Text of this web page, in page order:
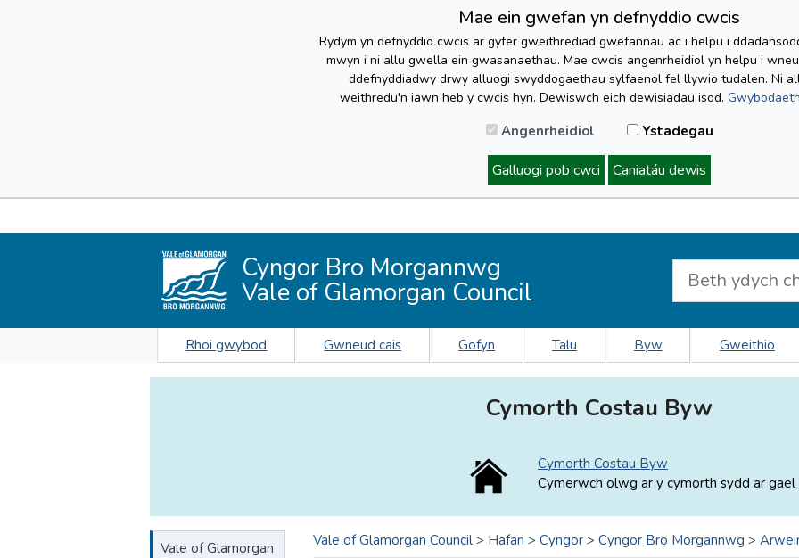
Mae ein gwefan yn defnyddio cwcis
Rydym yn defnyddio cwcis ar gyfer gweithrediad gwefannau ac i helpu i
mwyn i ni allu gwella ein gwasanaethau. Mae cwcis angenrheidiol yn helpu i
ddefnyddiadwy drwy alluogi swyddogaethau sylfaenol fel llywio tudalen. Ni
weithredu'n iawn heb y cwcis hyn. Dewiswch eich dewisiadau isod.
Angenrheidiol Ystadegau
Galluogi pob cwci Caniatáu dewis
Cyngor Bro Morgannwg
Vale of Glamorgan Council
Rhoi gwybod Gwneud cais Gofyn Talu Byw Gweithio
Cymorth Costau Byw
Cymorth Costau Byw
Cymerwch olwg ar y cymorth sydd ar
Vale of Glamorgan
Vale of Glamorgan Council > Hafan > Cyngor > Cyngor Bro Morgannwg >